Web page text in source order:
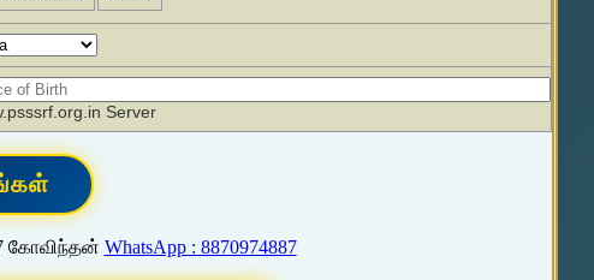
Server
கோவிந்தன் WhatsApp : 8870974887